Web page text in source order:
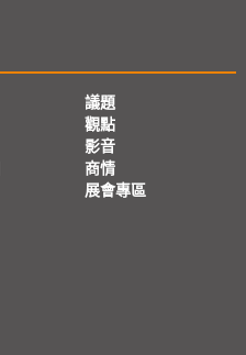
議題
觀點
影音
商情
展會專區